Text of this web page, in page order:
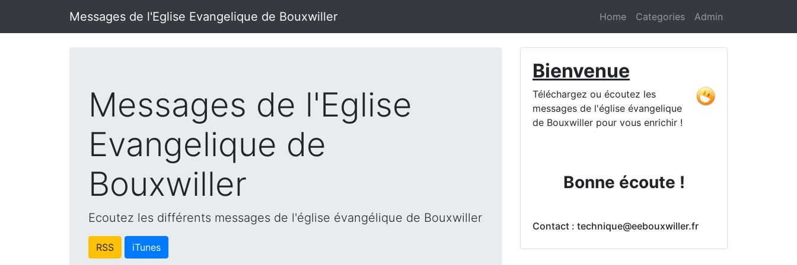
Messages de l'Eglise Evangelique de Bouxwiller Home Categories Admin
Messages de l'Eglise
Evangelique de
Bouxwiller
Ecoutez les différents messages de l'église évangélique de Bouxwiller
RSS iTunes
Bienvenue
Téléchargez ou écoutez les
messages de l'église évangelique
de Bouxwiller pour vous enrichir !
Bonne écoute !
Contact : technique@eebouxwiller.fr